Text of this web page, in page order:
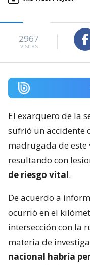
2967
visitas
El exarquero de la
sufrió un accidente
madrugada de este
resultando con
de riesgo vital.
De acuerdo a
ocurrió en el
intersección con la
materia de
nacional habría